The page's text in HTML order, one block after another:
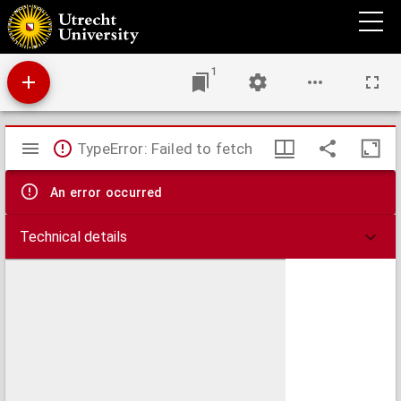
Aan Nederlands protestanten : het "Huis op de Steenrots"
1
Mirador
viewer
TypeError: Failed to fetch
An error occurred
Technical details